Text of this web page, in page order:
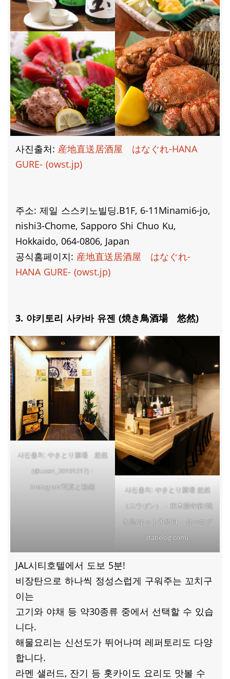
사진출처: 産地直送居酒屋 はなぐれ-HANA
GURE- (owst.jp)
주소: 제일 스스키노빌딩.B1F, 6-11Minami6-jo,
nishi3-Chome, Sapporo Shi Chuo Ku,
Hokkaido, 064-0806, Japan
공식홈페이지: 産地直送居酒屋 はなぐれ-
HANA GURE- (owst.jp)
3. 야키토리 사카바 유젠 (焼き鳥酒場 悠然)
사진출처: やきとり酒場 悠然
(@uzen_20191217) •
Instagram写真と動画
사진출처: やきとり酒場 悠然
（ユウゼン） – 東本願寺前/焼
き鳥/ネット予約可 | 食べログ
(tabelog.com)
JAL시티호텔에서 도보 5분!
비장탄으로 하나씩 정성스럽게 구워주는 꼬치구
이는
고기와 야채 등 약30종류 중에서 선택할 수 있습
니다.
해물요리는 신선도가 뛰어나며 레퍼토리도 다양
합니다.
라멘 샐러드, 잔기 등 홋카이도 요리도 맛볼 수